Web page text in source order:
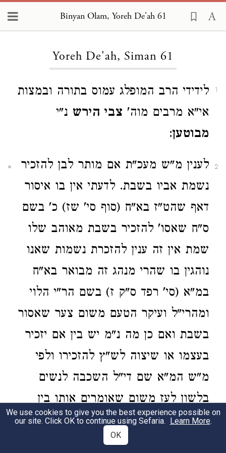
Binyan Olam, Yoreh De'ah 61
Yoreh De'ah, Siman 61
1
לידידי הרב המופלג עמוס בתורה ובמצות
אי"א מרבים מוה' צבי הירש נ"י
מבוטען:
2
לענין מ"ש מעכ"ת אם מותר לבן להזכיר
נשמת אביו בשבת. לדעתי אין בו איסור
דאף שהט"ז בא"ח (סוף סי' שז) כ' בשם
ס"ח שאסו' להזכיר בשבת מאוהב שלו
שמת אין זה ענין להזכרת נשמות שאנו
נוהגין בו שהרי מנהג זה מבואר בא"ח
במ"א (סי' רפד ס"ק ז) בשם הר"י הלוי
ומהרי"ל ועיקר הטעם משום צער שאסור
בשבת ואם כן מה נ"מ יש בין אם יזכיר
בעצמו או שיצוה לש"ץ להזכירו ולפי
מ"ש המ"א שם די"ל השכבה לנשים
בלשון לעז משום שאומרים אותו בין
הנשים והרי יש כאן צער א"ו דאין זה
ענין כלל למ"ש בס"ח דשם מיירי
We use cookies to give you the best experience possible on
our site. Click OK to continue using Sefaria. Learn More.
OK